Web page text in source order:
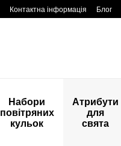
Контактна інформація Блог
Набори
повітряних
кульок
Атрибути
для
свята